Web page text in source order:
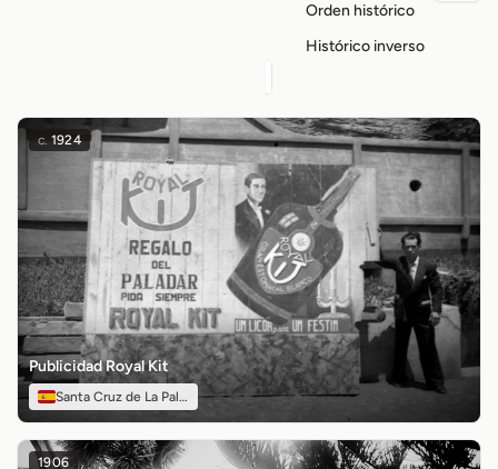
Orden histórico
Histórico inverso
c. 1924
Publicidad Royal Kit
Santa Cruz de La Palma
1906